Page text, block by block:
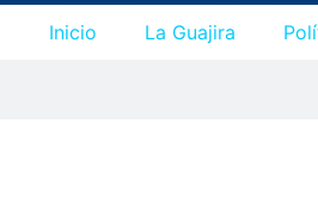
Inicio La Guajira